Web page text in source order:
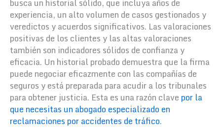
experiencia, un alto volumen de casos gestionados y
veredictos y acuerdos significativos. Las valoraciones
positivas de los clientes y las altas valoraciones
también son indicadores sólidos de confianza y
eficacia. Un historial probado demuestra que la firma
puede negociar eficazmente con las compañías de
seguros y está preparada para acudir a los tribunales
para obtener justicia. Esta es una razón clave por la
que necesitas un abogado especializado en
reclamaciones por accidentes de tráfico.